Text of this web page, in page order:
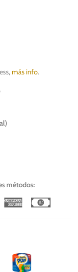
más info.
métodos:
Dinners
American